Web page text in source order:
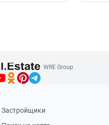
WRE Group
Застройщики